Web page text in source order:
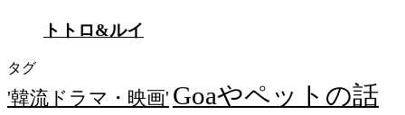
トトロ&ルイ
タグ
'韓流ドラマ・映画' Goaやペットの話